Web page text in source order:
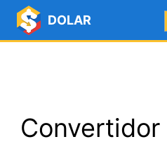
DOLAR
Convertidor